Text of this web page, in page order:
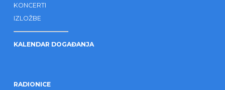
KONCERTI
IZLOŽBE
KALENDAR DOGAĐANJA
RADIONICE